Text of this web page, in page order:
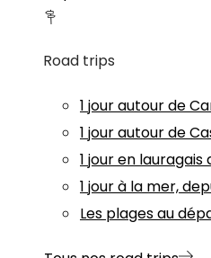
Road trips
1 jour autour de
1 jour autour de
1 jour en lauragais
1 jour à la mer,
Les plages au